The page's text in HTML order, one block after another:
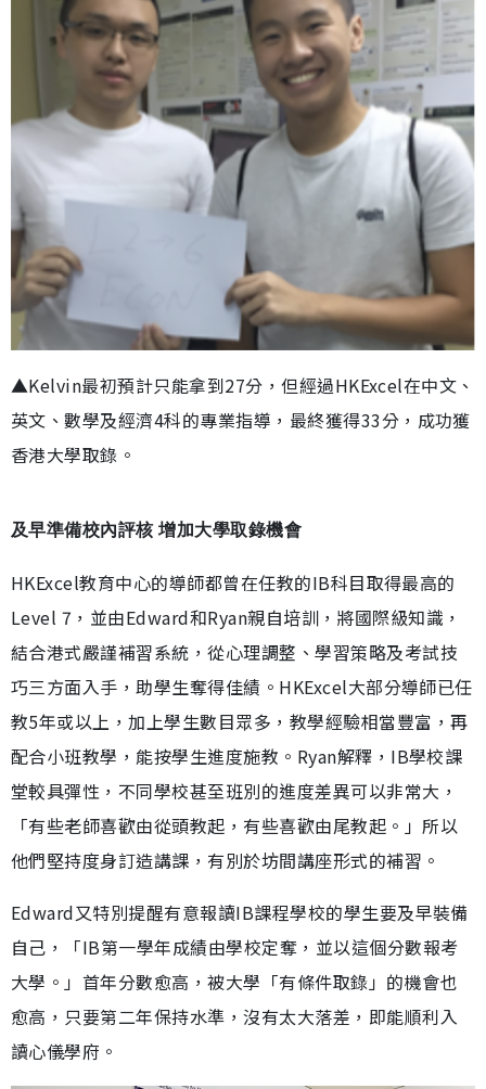
▲Kelvin最初預計只能拿到27分，但經過HKExcel在中文、
英文、數學及經濟4科的專業指導，最終獲得33分，成功獲
香港大學取錄。
及早準備校內評核 增加大學取錄機會
HKExcel教育中心的導師都曾在任教的IB科目取得最高的
Level 7，並由Edward和Ryan親自培訓，將國際級知識，
結合港式嚴謹補習系統，從心理調整、學習策略及考試技
巧三方面入手，助學生奪得佳績。HKExcel大部分導師已任
教5年或以上，加上學生數目眾多，教學經驗相當豐富，再
配合小班教學，能按學生進度施教。Ryan解釋，IB學校課
堂較具彈性，不同學校甚至班別的進度差異可以非常大，
「有些老師喜歡由從頭教起，有些喜歡由尾教起。」所以
他們堅持度身訂造講課，有別於坊間講座形式的補習。
Edward又特別提醒有意報讀IB課程學校的學生要及早裝備
自己，「IB第一學年成績由學校定奪，並以這個分數報考
大學。」首年分數愈高，被大學「有條件取錄」的機會也
愈高，只要第二年保持水準，沒有太大落差，即能順利入
讀心儀學府。